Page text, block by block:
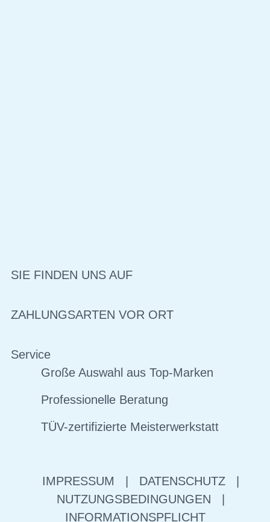
SIE FINDEN UNS AUF
ZAHLUNGSARTEN VOR ORT
Service
Große Auswahl aus Top-Marken
Professionelle Beratung
TÜV-zertifizierte Meisterwerkstatt
IMPRESSUM DATENSCHUTZ
NUTZUNGSBEDINGUNGEN
INFORMATIONSPFLICHT